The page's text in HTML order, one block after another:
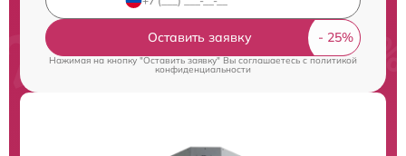
Оставить заявку
Нажимая на кнопку "Оставить заявку" Вы соглашаетесь cполитикой
конфиденциальности